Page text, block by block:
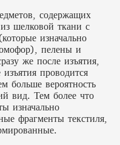
содержащих
шелковой ткани с
изначально
пелены и
же после изъятия,
проводится
больше вероятность
вид. Тем более что
изначально
фрагменты текстиля,